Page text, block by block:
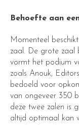
Behoefte aan
Momenteel
zaal. De grote zaal
vormt het podium
zoals Anouk,
bedoeld voor
van ongeveer 350
deze twee zalen is
altijd optimaal kan